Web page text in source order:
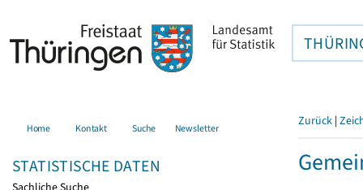
Home Kontakt Suche Newsletter
STATISTISCHE DATEN
Zurück |